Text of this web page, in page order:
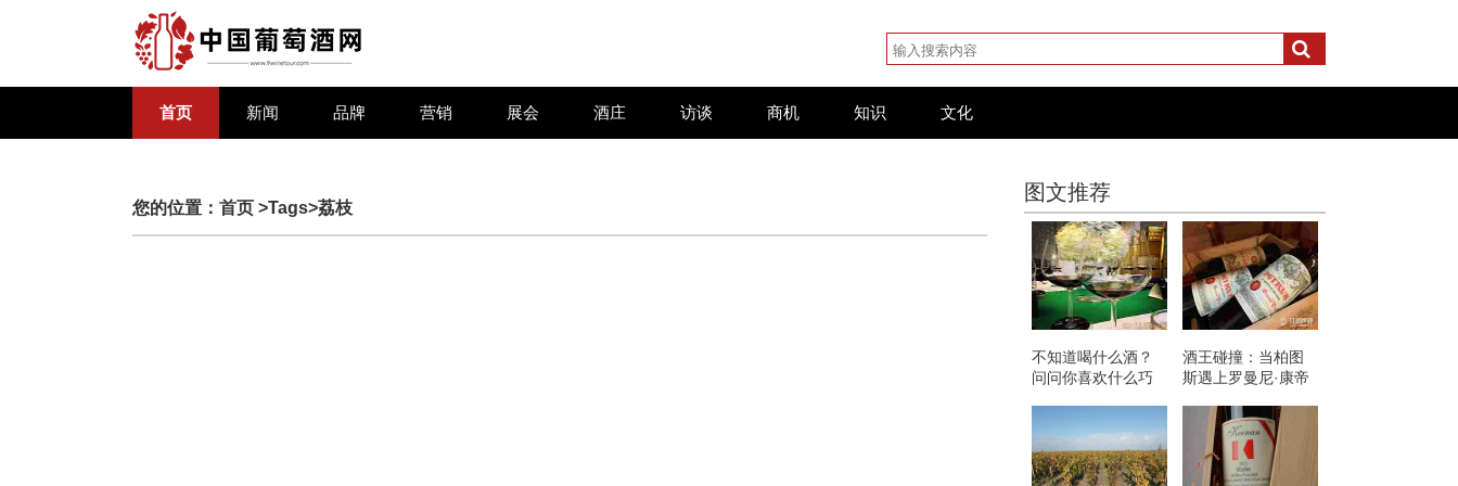
首页 新闻 品牌 营销 展会 酒庄 访谈 商机 知识 文化
您的位置： 首页 >Tags>荔枝
图文推荐
不知道喝什么酒？
问问你喜欢什么巧
酒王碰撞：当柏图
斯遇上罗曼尼·康帝